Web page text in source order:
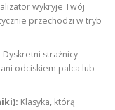
wykryje Twój
przechodzi w tryb
Dyskretni strażnicy
odciskiem palca lub
Klasyka, którą